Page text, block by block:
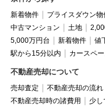
新着物件 プライスダウン物
中古マンション
土地
5,000万円台
新着物件 値
駅から15分以内
カースペ
不動産売却について
売却査定 不動産売却の流れ
不動産売却時の諸費用
少し